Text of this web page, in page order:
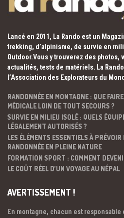
Lancé en 2011, La Rando est un
trekking, d’alpinisme, de survie en
Outdoor.Vous y trouverez des photos,
actualités, tests de matériels. La Rando
l’Association des Explorateurs du
RANDONNÉE EN MONTAGNE : QUE
MÉDICALE LOIN DE TOUT SECOURS ?
SURVIE EN MILIEU ISOLÉ : QUELS
LÉGALEMENT AUTORISÉS ?
LES ÉLÉMENTS ESSENTIELS À
RANDONNÉE EN PLEINE NATURE
FORMATION SPORT : COMMENT
LE COÛT RÉEL D’UN VOYAGE AU NÉPAL
AVERTISSEMENT !
En montagne, chacun est responsable